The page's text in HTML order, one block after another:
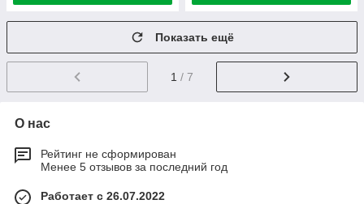
Показать ещё
1 / 7
О нас
Рейтинг не сформирован
Менее 5 отзывов за последний год
Работает с 26.07.2022